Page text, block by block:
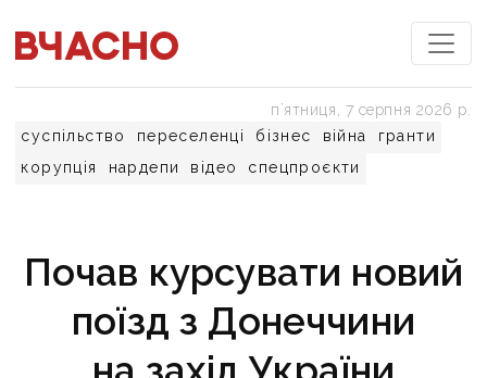
суспільство переселенці бізнес війна
гранти
корупція
нардепи відео спецпроєкти
пʼятниця, 7 серпня 2026 р.
Почав курсувати новий
поїзд з Донеччини